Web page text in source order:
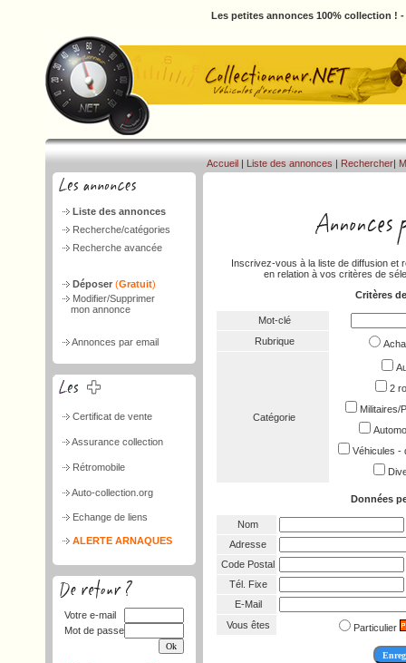
Les petites annonces 100% collection !
Liste des annonces
Recherche/catégories
Recherche avancée
Déposer (Gratuit)
Modifier/Supprimer
mon annonce
Annonces par email
Certificat de vente
Assurance collection
Rétromobile
Auto-collection.org
Echange de liens
ALERTE ARNAQUES
Votre e-mail
Mot de passe
Accueil | Liste des annonces | Rechercher|
Inscrivez-vous à la liste de diffusion et
en relation à vos critères de
Critères
Mot-clé
Rubrique
Catégorie
2
Militaires/
Véhicules -
Données
Nom
Adresse
Code Postal
Tél. Fixe
E-Mail
Vous êtes
Particulier